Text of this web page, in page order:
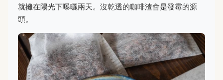
就攤在陽光下曝曬兩天。沒乾透的咖啡渣會是發霉的源
頭。